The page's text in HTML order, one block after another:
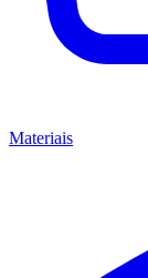
Materiais